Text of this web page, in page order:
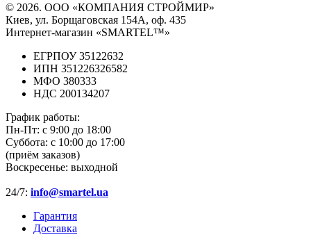
© 2026. ООО «КОМПАНИЯ СТРОЙМИР»
Киев, ул. Борщаговская 154А, оф. 435
Интернет-магазин «SMARTEL™»
ЕГРПОУ 35122632
ИПН 351226326582
МФО 380333
НДС 200134207
График работы:
Пн-Пт: с 9:00 до 18:00
Суббота: с 10:00 до 17:00
(приём заказов)
Воскресенье: выходной
24/7: info@smartel.ua
Гарантия
Доставка